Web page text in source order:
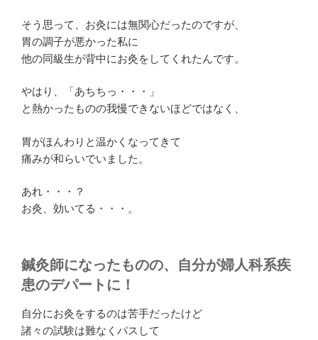
そう思って、お灸には無関心だったのですが、
胃の調子が悪かった私に
他の同級生が背中にお灸をしてくれたんです。
やはり、「あちちっ・・・」
と熱かったものの我慢できないほどではなく、
胃がほんわりと温かくなってきて
痛みが和らいでいました。
あれ・・・？
お灸、効いてる・・・。
鍼灸師になったものの、自分が婦人科系疾
患のデパートに！
自分にお灸をするのは苦手だったけど
諸々の試験は難なくパスして